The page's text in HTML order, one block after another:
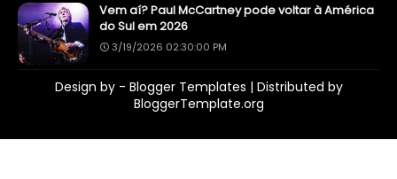
Vem aí? Paul McCartney pode voltar à América
do Sul em 2026
3/19/2026 02:30:00 PM
Design by - Blogger Templates | Distributed by
BloggerTemplate.org